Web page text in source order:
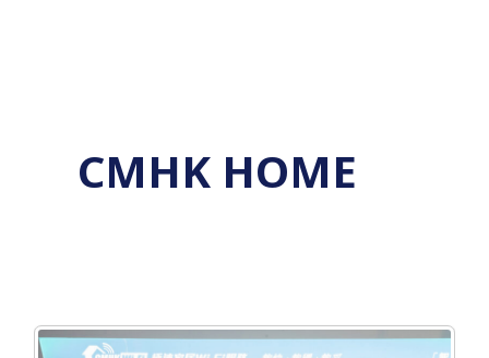
CMHK HOME
中